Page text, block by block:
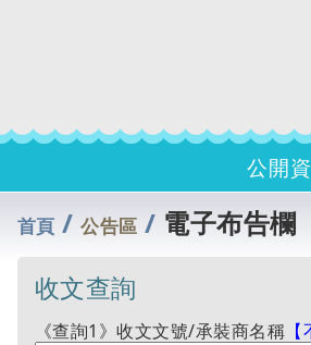
公開
首頁 /公告區 / 電子布告欄
收文查詢
《查詢1》收文文號/承裝商名稱